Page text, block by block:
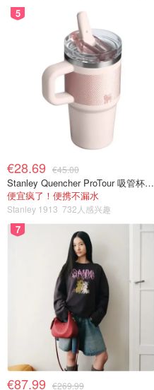
5
€28.69 €45.00
Stanley Quencher ProTour 吸管杯 0.59L
便宜疯了！便携不漏水
Stanley 1913 732人感兴趣
7
€87.99 €269.99